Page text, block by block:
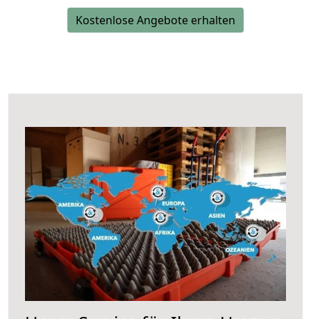
Kostenlose Angebote erhalten